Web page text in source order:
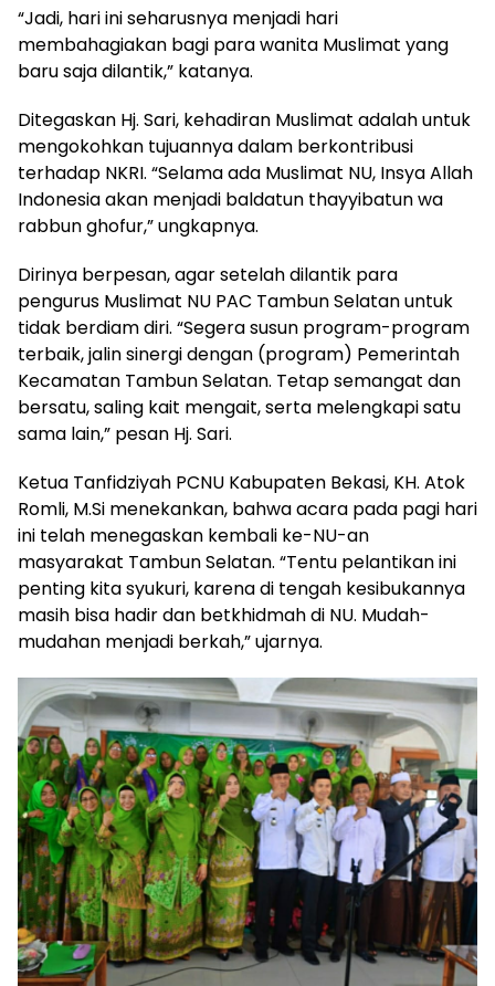
“Jadi, hari ini seharusnya menjadi hari
membahagiakan bagi para wanita Muslimat yang
baru saja dilantik,” katanya.
Ditegaskan Hj. Sari, kehadiran Muslimat adalah untuk
mengokohkan tujuannya dalam berkontribusi
terhadap NKRI. “Selama ada Muslimat NU, Insya Allah
Indonesia akan menjadi baldatun thayyibatun wa
rabbun ghofur,” ungkapnya.
Dirinya berpesan, agar setelah dilantik para
pengurus Muslimat NU PAC Tambun Selatan untuk
tidak berdiam diri. “Segera susun program-program
terbaik, jalin sinergi dengan (program) Pemerintah
Kecamatan Tambun Selatan. Tetap semangat dan
bersatu, saling kait mengait, serta melengkapi satu
sama lain,” pesan Hj. Sari.
Ketua Tanfidziyah PCNU Kabupaten Bekasi, KH. Atok
Romli, M.Si menekankan, bahwa acara pada pagi hari
ini telah menegaskan kembali ke-NU-an
masyarakat Tambun Selatan. “Tentu pelantikan ini
penting kita syukuri, karena di tengah kesibukannya
masih bisa hadir dan betkhidmah di NU. Mudah-
mudahan menjadi berkah,” ujarnya.